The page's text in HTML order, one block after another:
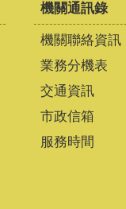
機關通訊錄
機關聯絡資訊
業務分機表
交通資訊
市政信箱
服務時間